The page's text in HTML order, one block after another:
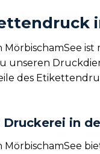
MörbischamSee
unseren
des
in
MörbischamSee